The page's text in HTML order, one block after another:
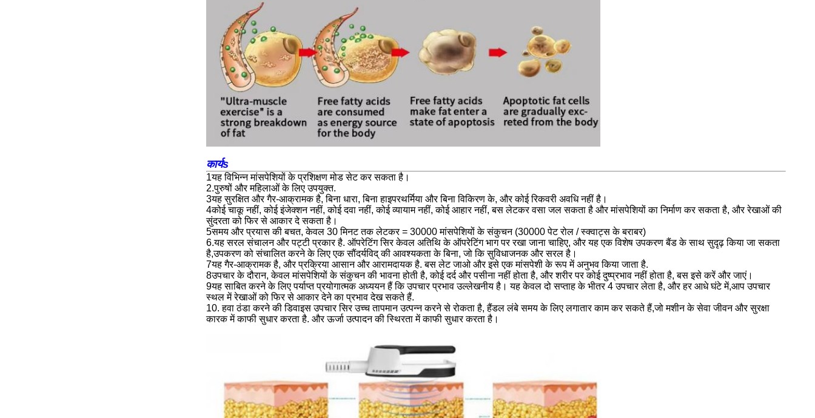
कार्यs
1यह विभिन्न मांसपेशियों के प्रशिक्षण मोड सेट कर सकता है।
2.पुरुषों और महिलाओं के लिए उपयुक्त.
3यह सुरक्षित और गैर-आक्रामक है, बिना धारा, बिना हाइपरथर्मिया और बिना विकिरण के, और कोई रिकवरी अवधि नहीं है।
4कोई चाकू नहीं, कोई इंजेक्शन नहीं, कोई दवा नहीं, कोई व्यायाम नहीं, कोई आहार नहीं, बस लेटकर वसा जल सकता है और मांसपेशियों का निर्माण कर सकता है, और रेखाओं की
सुंदरता को फिर से आकार दे सकता है।
5समय और प्रयास की बचत, केवल 30 मिनट तक लेटकर = 30000 मांसपेशियों के संकुचन (30000 पेट रोल / स्क्वाट्स के बराबर)
6.यह सरल संचालन और पट्टी प्रकार है. ऑपरेटिंग सिर केवल अतिथि के ऑपरेटिंग भाग पर रखा जाना चाहिए, और यह एक विशेष उपकरण बैंड के साथ सुदृढ़ किया जा सकता
है,उपकरण को संचालित करने के लिए एक सौंदर्यविद् की आवश्यकता के बिना, जो कि सुविधाजनक और सरल है।
7यह गैर-आक्रामक है, और प्रक्रिया आसान और आरामदायक है. बस लेट जाओ और इसे एक मांसपेशी के रूप में अनुभव किया जाता है.
8उपचार के दौरान, केवल मांसपेशियों के संकुचन की भावना होती है, कोई दर्द और पसीना नहीं होता है, और शरीर पर कोई दुष्प्रभाव नहीं होता है, बस इसे करें और जाएं।
9यह साबित करने के लिए पर्याप्त प्रयोगात्मक अध्ययन हैं कि उपचार प्रभाव उल्लेखनीय है। यह केवल दो सप्ताह के भीतर 4 उपचार लेता है, और हर आधे घंटे में,आप उपचार
स्थल में रेखाओं को फिर से आकार देने का प्रभाव देख सकते हैं.
10. हवा ठंडा करने की डिवाइस उपचार सिर उच्च तापमान उत्पन्न करने से रोकता है, हैंडल लंबे समय के लिए लगातार काम कर सकते हैं,जो मशीन के सेवा जीवन और सुरक्षा
कारक में काफी सुधार करता है. और ऊर्जा उत्पादन की स्थिरता में काफी सुधार करता है।